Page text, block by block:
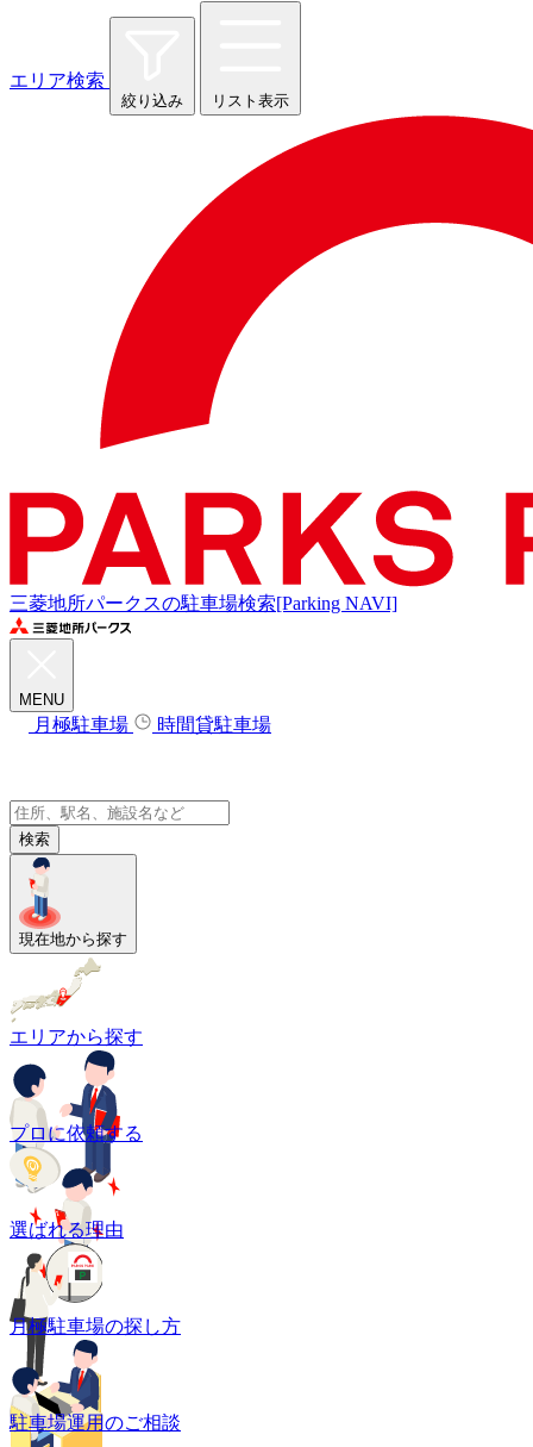
エリア検索
絞り込み リスト表示
三菱地所パークスの駐車場検索[Parking NAVI]
MENU
月極駐車場 時間貸駐車場
検索
現在地から探す
エリアから探す
プロに依頼する
選ばれる理由
月極駐車場の探し方
駐車場運用のご相談